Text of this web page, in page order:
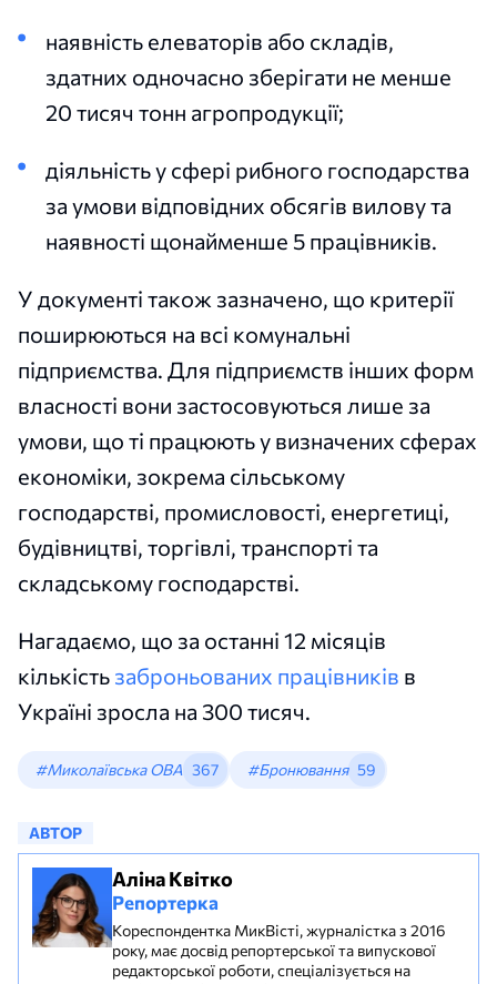
наявність елеваторів або складів,
здатних одночасно зберігати не менше
20 тисяч тонн агропродукції;
діяльність у сфері рибного господарства
за умови відповідних обсягів вилову та
наявності щонайменше 5 працівників.
У документі також зазначено, що критерії
поширюються на всі комунальні
підприємства. Для підприємств інших форм
власності вони застосовуються лише за
умови, що ті працюють у визначених сферах
економіки, зокрема сільському
господарстві, промисловості, енергетиці,
будівництві, торгівлі, транспорті та
складському господарстві.
Нагадаємо, що за останні 12 місяців
кількість заброньованих працівників в
Україні зросла на 300 тисяч.
#Миколаївська ОВА 367 #Бронювання 59
АВТОР
Аліна Квітко
Репортерка
Кореспондентка МикВісті, журналістка з 2016
року, має досвід репортерської та випускової
редакторської роботи, спеціалізується на